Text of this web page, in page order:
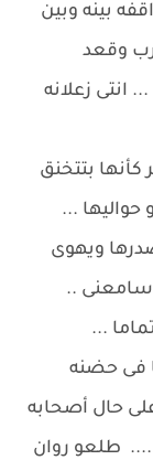
بينه وبين
وقعد
انتى زعلانه
بتتخنق
حواليها ...
ويهوى
سامعنى ..
...
فى حضنه
حال أصحابه
..... طلعو روان